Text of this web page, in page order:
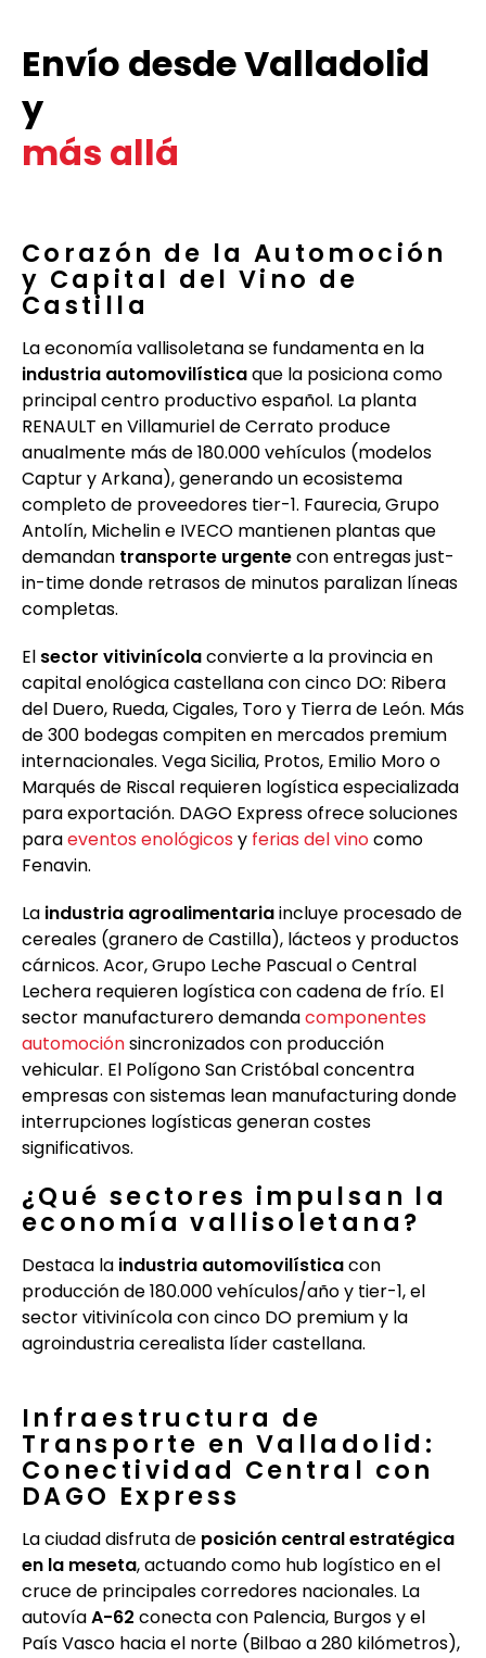
Envío desde Valladolid
y
más allá
Corazón de la Automoción
y Capital del Vino de
Castilla
La economía vallisoletana se fundamenta en la
industria automovilísticaque la posiciona como
principal centro productivo español. La planta
RENAULT en Villamuriel de Cerrato produce
anualmente más de 180.000 vehículos (modelos
Captur y Arkana), generando un ecosistema
completo de proveedores tier-1. Faurecia, Grupo
Antolín, Michelin e IVECO mantienen plantas que
demandan transporte urgentecon entregas just-
in-time donde retrasos de minutos paralizan líneas
completas.
El sector vitivinícolaconvierte a la provincia en
capital enológica castellana con cinco DO: Ribera
del Duero, Rueda, Cigales, Toro y Tierra de León. Más
de 300 bodegas compiten en mercados premium
internacionales. Vega Sicilia, Protos, Emilio Moro o
Marqués de Riscal requieren logística especializada
para exportación. DAGO Express ofrece soluciones
paraeventos enológicos y ferias del vinocomo
Fenavin.
La industria agroalimentariaincluye procesado de
cereales (granero de Castilla), lácteos y productos
cárnicos. Acor, Grupo Leche Pascual o Central
Lechera requieren logística con cadena de frío. El
sector manufacturero demandacomponentes
automociónsincronizados con producción
vehicular. El Polígono San Cristóbal concentra
empresas con sistemas lean manufacturing donde
interrupciones logísticas generan costes
significativos.
¿Qué sectores impulsan la
economía vallisoletana?
Destaca la industria automovilísticacon
producción de 180.000 vehículos/año y tier-1, el
sector vitivinícola con cinco DO premium y la
agroindustria cerealista líder castellana.
Infraestructura de
Transporte en Valladolid:
Conectividad Central con
DAGO Express
La ciudad disfruta de posición central estratégica
en la meseta, actuando como hub logístico en el
cruce de principales corredores nacionales. La
autovíaA-62 conecta con Palencia, Burgos y el
País Vasco hacia el norte (Bilbao a 280 kilómetros),